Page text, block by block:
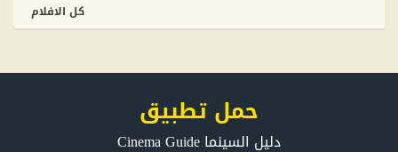
كل الافلام
حمل تطبيق
دليل السينما Cinema Guide